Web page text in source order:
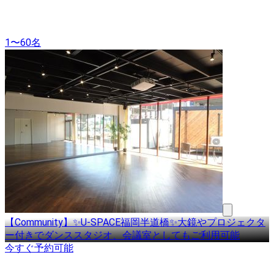
1〜60名
【Community】✨U-SPACE福岡半道橋✨大鏡やプロジェクタ
ー付きでダンススタジオ、会議室としてもご利用可能
今すぐ予約可能